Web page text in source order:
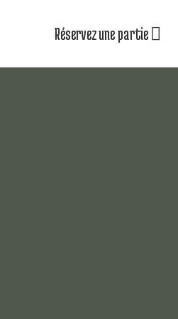
Réservez une partie